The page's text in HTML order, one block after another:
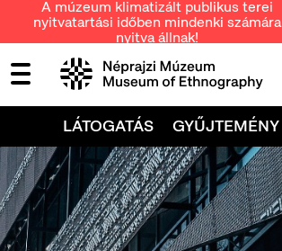
A múzeum klimatizált publikus terei
nyitvatartási időben mindenki számára
nyitva állnak!
LÁTOGATÁS GYŰJTEMÉNY